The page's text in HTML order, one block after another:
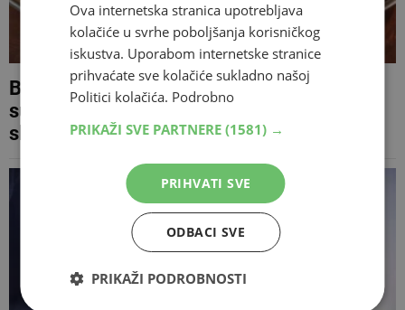
Balkanska pečenjara u Beču pod istragom,
sumnja se da su slijepom gostu s kartice
skinuli gotovo 5.000 eura
Ova internetska stranica upotrebljava
kolačiće u svrhe poboljšanja korisničkog
iskustva. Uporabom internetske stranice
prihvaćate sve kolačiće sukladno našoj
Politici kolačića. Podrobno
PRIKAŽI SVE PARTNERE (1581) →
PRIHVATI SVE
ODBACI SVE
PRIKAŽI PODROBNOSTI